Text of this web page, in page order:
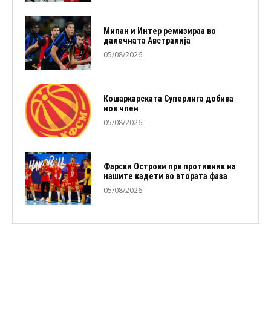
Милан и Интер ремизираа во
далечната Австралија
05/08/2026
Кошаркарската Суперлига добива
нов член
05/08/2026
Фарски Острови прв противник на
нашите кадети во втората фаза
05/08/2026